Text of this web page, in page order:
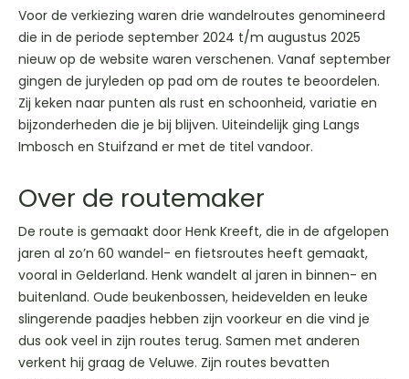
Voor de verkiezing waren drie wandelroutes genomineerd
die in de periode september 2024 t/m augustus 2025
nieuw op de website waren verschenen. Vanaf september
gingen de juryleden op pad om de routes te beoordelen.
Zij keken naar punten als rust en schoonheid, variatie en
bijzonderheden die je bij blijven. Uiteindelijk ging Langs
Imbosch en Stuifzand er met de titel vandoor.
Over de routemaker
De route is gemaakt door Henk Kreeft, die in de afgelopen
jaren al zo’n 60 wandel- en fiets­routes heeft gemaakt,
vooral in Gelder­land. Henk wandelt al jaren in binnen- en
buiten­land. Oude beuken­bossen, heide­velden en leuke
slingerende paadjes hebben zijn voor­keur en die vind je
dus ook veel in zijn routes terug. Samen met anderen
verkent hij graag de Veluwe. Zijn routes bevatten